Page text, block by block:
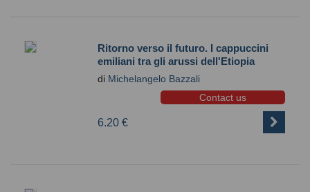
Ritorno verso il futuro. I cappuccini
emiliani tra gli arussi dell'Etiopia
di Michelangelo Bazzali
Contact us
6.20 €